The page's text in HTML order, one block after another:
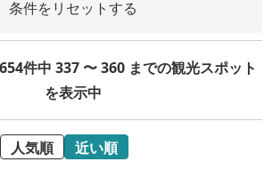
条件をリセットする
件中 337 〜 360 までの観光スポット
を表示中
人気順 近い順